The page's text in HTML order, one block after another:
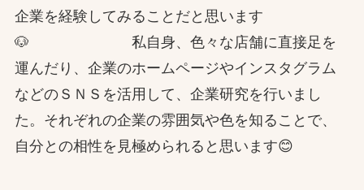
企業を経験してみることだと思います
🐶 私自身、色々な店舗に直接足を
運んだり、企業のホームページやインスタグラム
などのＳＮＳを活用して、企業研究を行いまし
た。それぞれの企業の雰囲気や色を知ることで、
自分との相性を見極められると思います😊